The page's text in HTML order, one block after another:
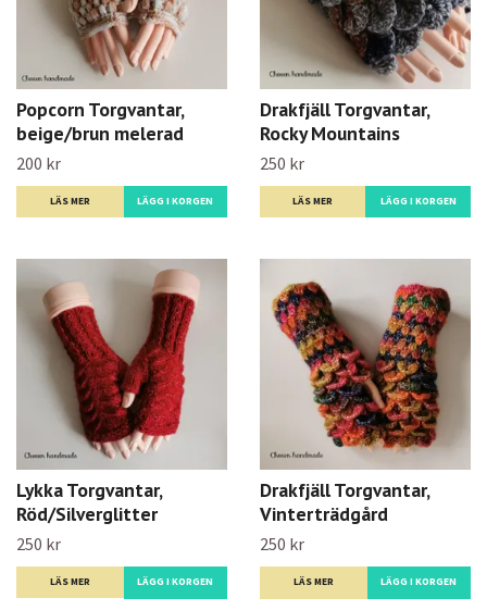
Popcorn Torgvantar,
beige/brun melerad
200 kr
LÄS MER
Drakfjäll Torgvantar,
Rocky Mountains
250 kr
LÄS MER LÄGG I KORGEN
Lykka Torgvantar,
Röd/Silverglitter
250 kr
LÄS MER
Drakfjäll Torgvantar,
Vinterträdgård
250 kr
LÄS MER